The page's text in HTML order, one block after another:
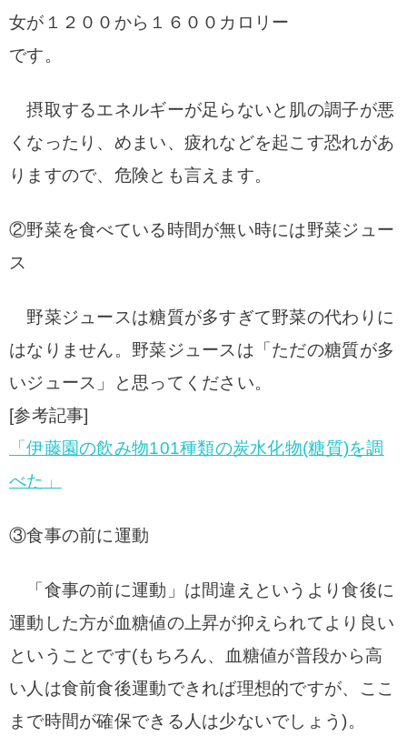
女が１２００から１６００カロリー
です。
摂取するエネルギーが足らないと肌の調子が悪
くなったり、めまい、疲れなどを起こす恐れがあ
りますので、危険とも言えます。
②野菜を食べている時間が無い時には野菜ジュー
ス
野菜ジュースは糖質が多すぎて野菜の代わりに
はなりません。 野菜ジュースは「ただの糖質が多
いジュース」と思ってください。
[参考記事]
「伊藤園の飲み物101種類の炭水化物(糖質)を調
べた」
③食事の前に運動
「食事の前に運動」は間違えというより食後に
運動した方が血糖値の上昇が抑えられてより良い
ということです(もちろん、血糖値が普段から高
い人は食前食後運動できれば理想的ですが、ここ
まで時間が確保できる人は少ないでしょう)。